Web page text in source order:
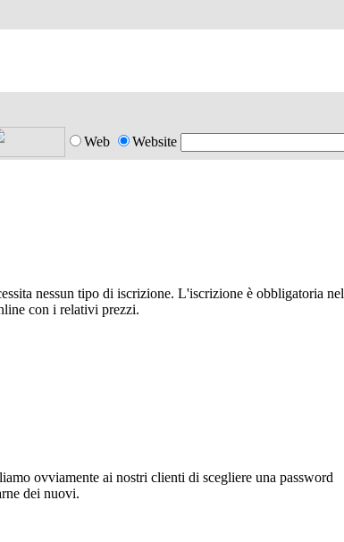
Web
Website
nessun tipo di iscrizione. L'iscrizione è obbligatoria nel
con i relativi prezzi.
ovviamente ai nostri clienti di scegliere una password
dei nuovi.